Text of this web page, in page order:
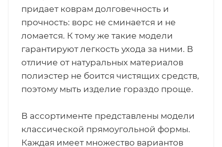
придает коврам долговечность и
прочность: ворс не сминается и не
ломается. К тому же такие модели
гарантируют легкость ухода за ними. В
отличие от натуральных материалов
полиэстер не боится чистящих средств,
поэтому мыть изделие гораздо проще.
В ассортименте представлены модели
классической прямоугольной формы.
Каждая имеет множество вариантов